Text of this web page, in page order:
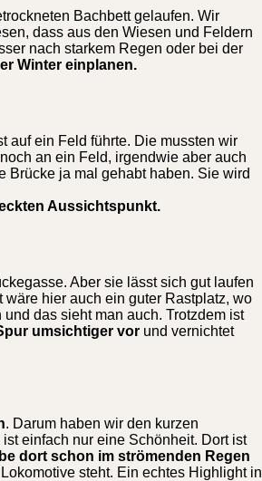
Bachbett gelaufen. Wir
dass aus den Wiesen und Feldern
nach starkem Regen oder bei der
Winter einplanen.
auf ein Feld führte. Die mussten wir
an ein Feld, irgendwie aber auch
Brücke ja mal gehabt haben. Sie wird
Aussichtspunkt.
Aber sie lässt sich gut laufen
hier auch ein guter Rastplatz, wo
das sieht man auch. Trotzdem ist
umsichtiger vor und vernichtet
. Darum haben wir den kurzen
einfach nur eine Schönheit. Dort ist
dort schon im strömenden Regen
steht. Ein echtes Highlight in